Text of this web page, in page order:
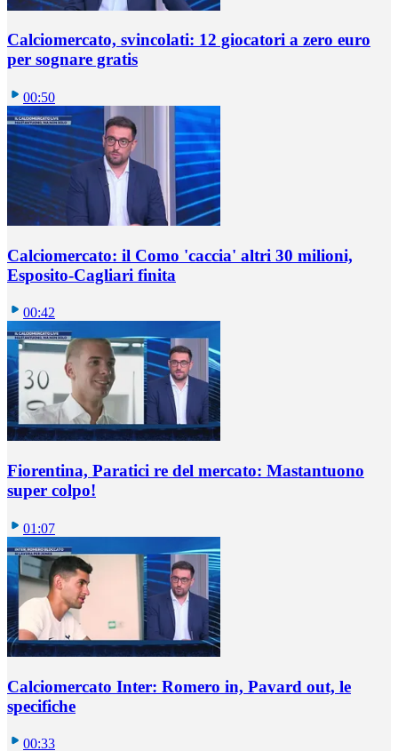
Calciomercato, svincolati: 12 giocatori a zero euro
per sognare gratis
00:50
Calciomercato: il Como 'caccia' altri 30 milioni,
Esposito-Cagliari finita
00:42
Fiorentina, Paratici re del mercato: Mastantuono
super colpo!
01:07
Calciomercato Inter: Romero in, Pavard out, le
specifiche
00:33